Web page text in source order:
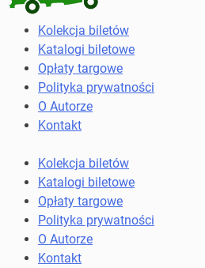
Kolekcja
biletów
komunikacji
miejskiej
kolejowych
Kolekcja biletów
Katalogi biletowe
Opłaty targowe
Polityka prywatności
O Autorze
Kontakt
Kolekcja biletów
Katalogi biletowe
Opłaty targowe
Polityka prywatności
O Autorze
Kontakt